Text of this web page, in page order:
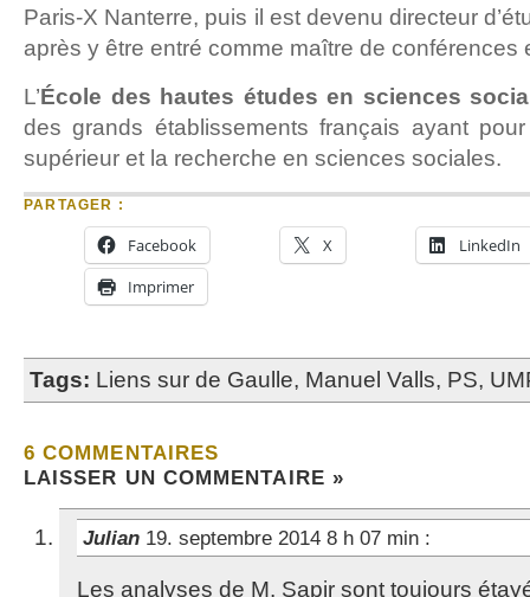
Paris-X Nanterre, puis il est devenu directeur
après y être entré comme maître de conférences
L’École des hautes études en sciences
des grands établissements français ayant pour
supérieur et la recherche en sciences sociales.
PARTAGER :
Facebook X
LinkedIn
Imprimer
Tags: Liens sur de Gaulle, Manuel Valls, PS,
6 COMMENTAIRES
LAISSER UN COMMENTAIRE »
Julian 19. septembre 2014 8 h 07 min :
Les analyses de M. Sapir sont toujours